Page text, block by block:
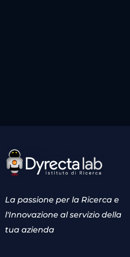
La passione per la Ricerca e
l'Innovazione al servizio della
tua azienda